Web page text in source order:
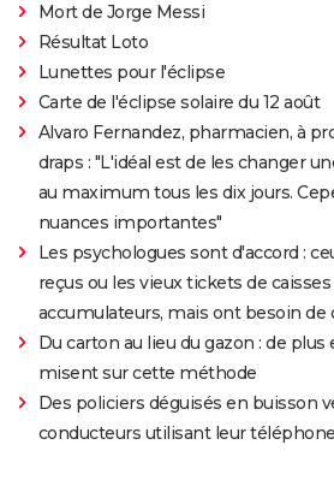
Mort de Jorge Messi
Résultat Loto
Lunettes pour l'éclipse
Carte de l'éclipse solaire du 12 août
Alvaro Fernandez, pharmacien, à
draps : "L'idéal est de les changer
au maximum tous les dix jours.
nuances importantes"
Les psychologues sont d'accord :
reçus ou les vieux tickets de
accumulateurs, mais ont besoin de
Du carton au lieu du gazon : de
misent sur cette méthode
Des policiers déguisés en buisson
conducteurs utilisant leur